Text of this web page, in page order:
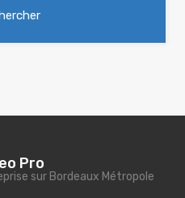
Pro
sur Bordeaux Métropole